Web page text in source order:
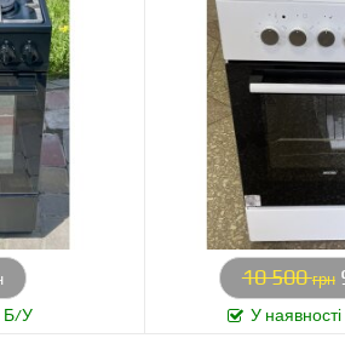
Б/У
10 500грн
У наявності